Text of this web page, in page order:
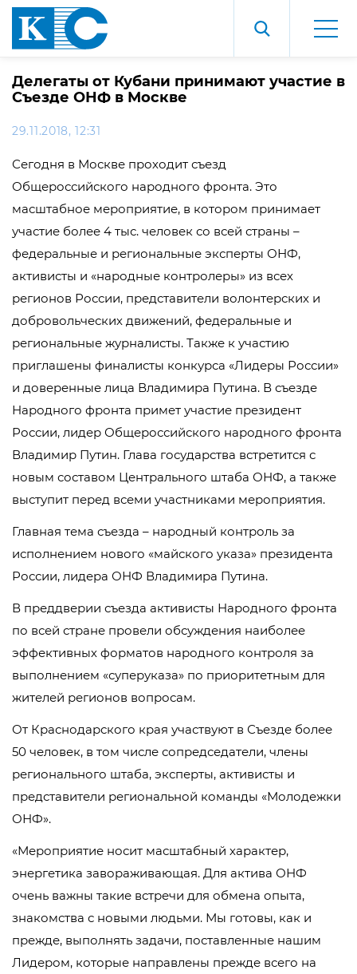
Делегаты от Кубани принимают участие в
Съезде ОНФ в Москве
29.11.2018, 12:31
Сегодня в Москве проходит съезд
Общероссийского народного фронта. Это
масштабное мероприятие, в котором принимает
участие более 4 тыс. человек со всей страны –
федеральные и региональные эксперты ОНФ,
активисты и «народные контролеры» из всех
регионов России, представители волонтерских и
добровольческих движений, федеральные и
региональные журналисты. Также к участию
приглашены финалисты конкурса «Лидеры России»
и доверенные лица Владимира Путина. В съезде
Народного фронта примет участие президент
России, лидер Общероссийского народного фронта
Владимир Путин. Глава государства встретится с
новым составом Центрального штаба ОНФ, а также
выступит перед всеми участниками мероприятия.
Главная тема съезда – народный контроль за
исполнением нового «майского указа» президента
России, лидера ОНФ Владимира Путина.
В преддверии съезда активисты Народного фронта
по всей стране провели обсуждения наиболее
эффективных форматов народного контроля за
выполнением «суперуказа» по приоритетным для
жителей регионов вопросам.
От Краснодарского края участвуют в Съезде более
50 человек, в том числе сопредседатели, члены
регионального штаба, эксперты, активисты и
представители региональной команды «Молодежки
ОНФ».
«Мероприятие носит масштабный характер,
энергетика завораживающая. Для актива ОНФ
очень важны такие встречи для обмена опыта,
знакомства с новыми людьми. Мы готовы, как и
прежде, выполнять задачи, поставленные нашим
Лидером, которые направлены прежде всего на